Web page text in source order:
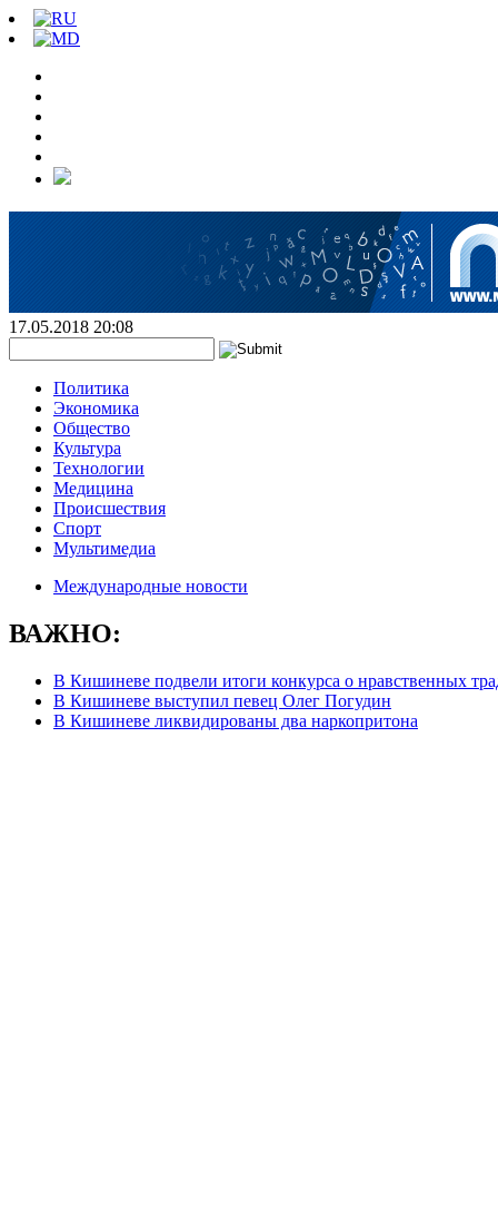
17.05.2018 20:08
Политика
Экономика
Общество
Культура
Технологии
Медицина
Происшествия
Спорт
Мультимедиа
Международные новости
ВАЖНО:
В Кишиневе подвели итоги конкурса о нравственных
В Кишиневе выступил певец Олег Погудин
В Кишиневе ликвидированы два наркопритона